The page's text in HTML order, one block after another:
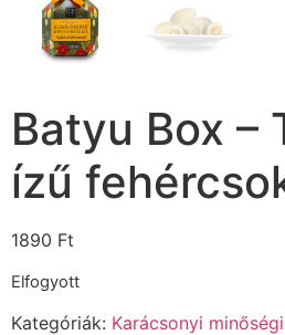
Batyu Box –
ízű
1890 Ft
Elfogyott
Kategóriák: Karácsonyi